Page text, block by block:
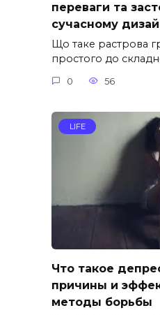
переваги та
сучасному
Що таке растрова
простого до
0 56
LIFE
Что такое
причины и
методы борьбы